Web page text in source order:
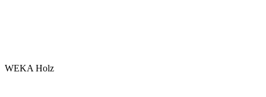
WEKA Holz